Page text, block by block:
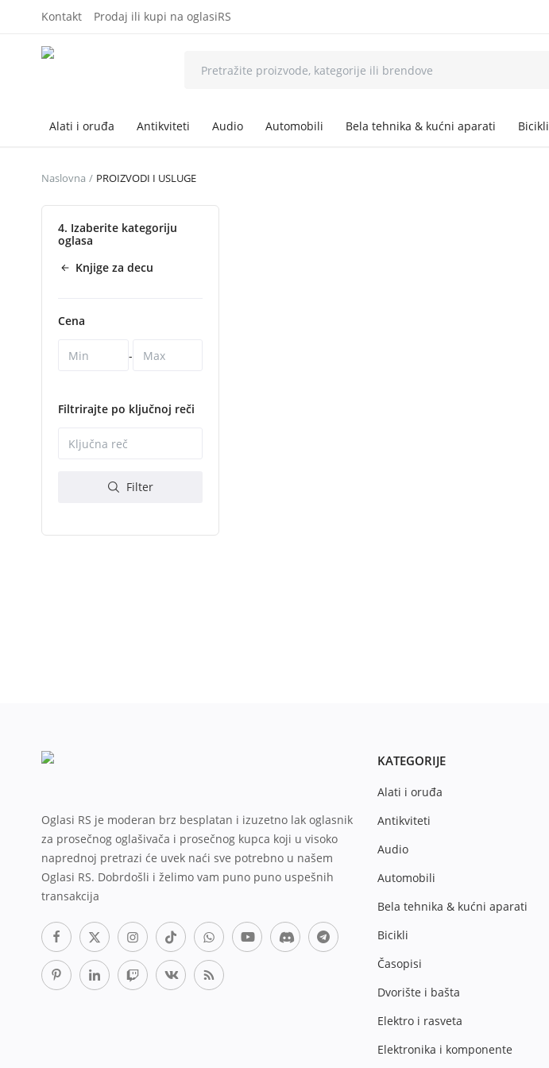
Kontakt Prodaj ili kupi na oglasiRS
Alati i oruđa Antikviteti Audio Automobili Bela tehnika & kućni aparati Bicikli
Naslovna PROIZVODI I USLUGE
4. Izaberite kategoriju
oglasa
Knjige za decu
Cena
-
Filtrirajte po ključnoj reči
Filter
Oglasi RS je moderan brz besplatan i izuzetno lak oglasnik
za prosečnog oglašivača i prosečnog kupca koji u visoko
naprednoj pretrazi će uvek naći sve potrebno u našem
Oglasi RS. Dobrdošli i želimo vam puno puno uspešnih
transakcija
KATEGORIJE
Alati i oruđa
Antikviteti
Audio
Automobili
Bela tehnika & kućni aparati
Bicikli
Časopisi
Dvorište i bašta
Elektro i rasveta
Elektronika i komponente